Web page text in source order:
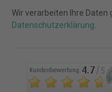
Wir verarbeiten Ihre Daten
Datenschutzerklärung